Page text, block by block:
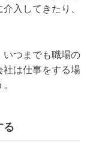
入してきたり、
いつまでも職場の
社は仕事をする場
る